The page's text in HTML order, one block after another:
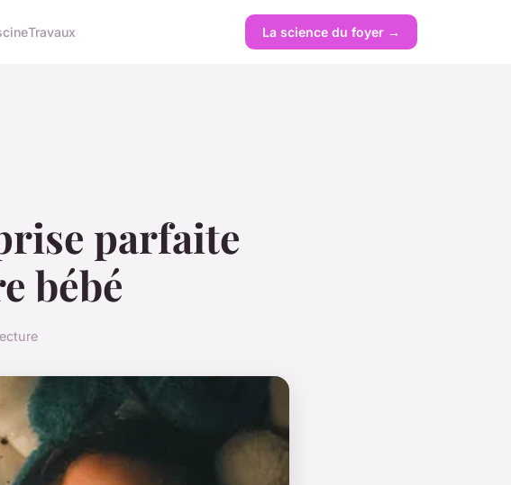
Travaux La science du foyer →
parfaite
bébé